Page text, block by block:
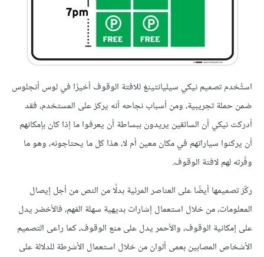
استُخدم تصميم نيكي سيليانتينغ للافتة الوقوف أخيرًا في لوس أنجلوس
ضمن حملة تجريبية، ومن أسباب نجاحه أنه يركز على المستخدم، فقد
أدركت نيكي أن السائقين يريدون ببساطة أن يعرفوا ما إذا كان بإمكانهم
أن يركنوا سياراتهم في مكان معين أم لا، هذا كل ما يحتاجونه، وهو ما
وفّرته لهم لافتة الوقوف.
ركّز تصميمها أيضًا على العناصر المرئية بدلًا من النص من أجل إيصال
المعلومات، من خلال استعمال إشارات بديهية سهلة الفهم، فالأخضر يدل
على إمكانية الوقوف، والأحمر يدل على منع الوقوف، كما راعى التصميم
الأشخاص المصابين بعمى ألوان من خلال استعمال الأشرطة للدلالة على